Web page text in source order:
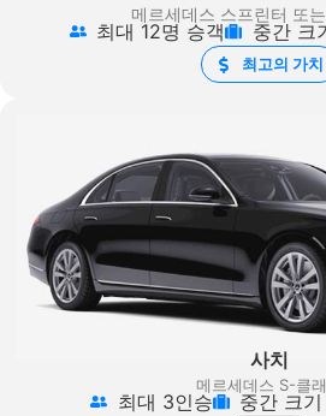
메르세데스 스프린터 또
최대 12명 승객 중간 크
최고의 가치
사치
메르세데스 S-클
최대 3인승 중간 크